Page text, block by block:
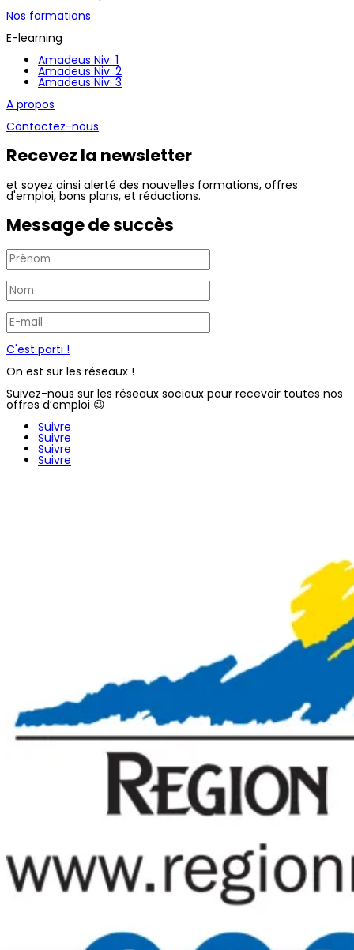
Nos formations
E-learning
Amadeus Niv. 1
Amadeus Niv. 2
Amadeus Niv. 3
A propos
Contactez-nous
Recevez la newsletter
et soyez ainsi alerté des nouvelles formations, offres
d'emploi, bons plans, et réductions.
Message de succès
C'est parti !
On est sur les réseaux !
Suivez-nous sur les réseaux sociaux pour recevoir toutes nos
offres d’emploi 😉
Suivre
Suivre
Suivre
Suivre